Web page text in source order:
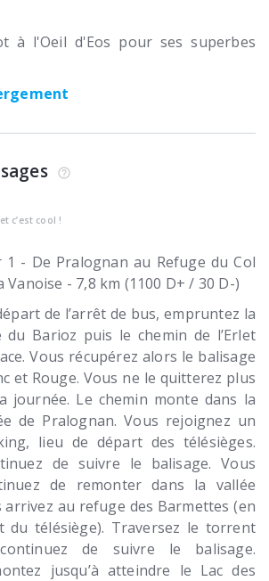
à l'Oeil d'Eos pour ses superbes
c’est cool !
1 - De Pralognan au Refuge du Col
Vanoise - 7,8 km (1100 D+ / 30 D-)
de l’arrêt de bus, empruntez la
du Barioz puis le chemin de l’Erlet
Vous récupérez alors le balisage
et Rouge. Vous ne le quitterez plus
journée. Le chemin monte dans la
de Pralognan. Vous rejoignez un
lieu de départ des télésièges.
de suivre le balisage. Vous
de remonter dans la vallée
arrivez au refuge des Barmettes (en
du télésiège). Traversez le torrent
de suivre le balisage.
jusqu’à atteindre le Lac des